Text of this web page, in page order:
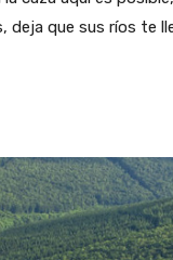
deja que sus ríos te